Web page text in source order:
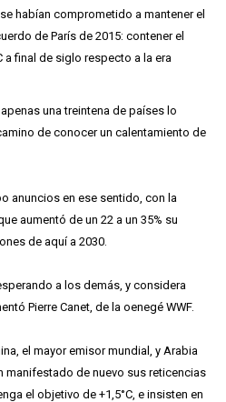
habían comprometido a mantener el
de París de 2015: contener el
a final de siglo respecto a la era
una treintena de países lo
de conocer un calentamiento de
anuncios en ese sentido, con la
aumentó de un 22 a un 35% su
de aquí a 2030.
a los demás, y considera
Pierre Canet, de la oenegé WWF.
el mayor emisor mundial, y Arabia
manifestado de nuevo sus reticencias
el objetivo de +1,5°C, e insisten en